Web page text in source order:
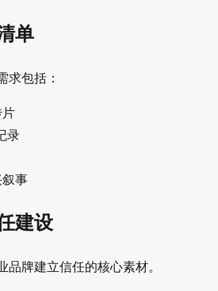
单
求包括：
录
事
建设
牌建立信任的核心素材。